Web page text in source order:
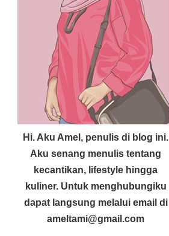
Hi. Aku Amel, penulis di blog ini.
Aku senang menulis tentang
kecantikan, lifestyle hingga
kuliner. Untuk menghubungiku
dapat langsung melalui email di
ameltami@gmail.com